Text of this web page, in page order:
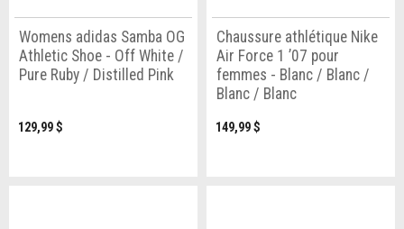
Womens adidas Samba OG
Athletic Shoe - Off White /
Pure Ruby / Distilled Pink
129,99 $
Chaussure athlétique Nike
Air Force 1 ’07 pour
femmes - Blanc / Blanc /
Blanc / Blanc
149,99 $